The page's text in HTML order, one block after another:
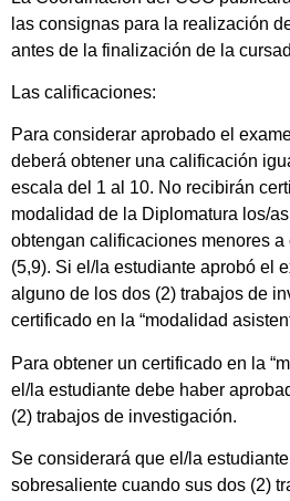
las consignas para la realización
antes de la finalización de la
Las calificaciones:
Para considerar aprobado el
deberá obtener una calificación
escala del 1 al 10. No recibirán
modalidad de la Diplomatura los/
obtengan calificaciones menores
(5,9). Si el/la estudiante aprobó el
alguno de los dos (2) trabajos de
certificado en la “modalidad
Para obtener un certificado en la
el/la estudiante debe haber
(2) trabajos de investigación.
Se considerará que el/la
sobresaliente cuando sus dos (2)